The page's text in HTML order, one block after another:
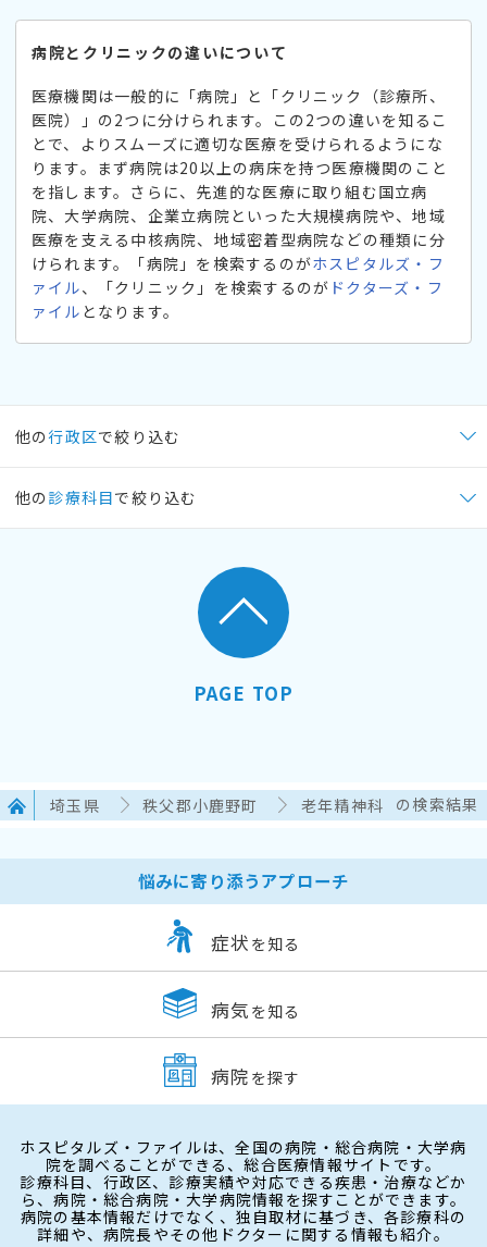
病院とクリニックの違いについて
医療機関は一般的に「病院」と「クリニック（診療所、
医院）」の2つに分けられます。この2つの違いを知るこ
とで、よりスムーズに適切な医療を受けられるようにな
ります。まず病院は20以上の病床を持つ医療機関のこと
を指します。さらに、先進的な医療に取り組む国立病
院、大学病院、企業立病院といった大規模病院や、地域
医療を支える中核病院、地域密着型病院などの種類に分
けられます。「病院」を検索するのがホスピタルズ・フ
ァイル、「クリニック」を検索するのが ドクターズ・フ
ァイル となります。
他の行政区で絞り込む
他の 診療科目で絞り込む
PAGE TOP
埼玉県 秩父郡小鹿野町 老年精神科 の検索結果
悩みに寄り添うアプローチ
症状 を知る
病気 を知る
病院 を探す
ホスピタルズ・ファイルは、全国の病院・総合病院・大学病
院を調べることができる、総合医療情報サイトです。
診療科目、行政区、診療実績や対応できる疾患・治療などか
ら、病院・総合病院・大学病院情報を探すことができます。
病院の基本情報だけでなく、独自取材に基づき、各診療科の
詳細や、病院長やその他ドクターに関する情報も紹介。